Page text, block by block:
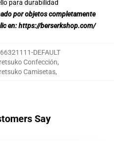
para durabilidad
por objetos completamente
en:https://berserkshop.com/
DEFAULT
Confección,
Camisetas,
Say